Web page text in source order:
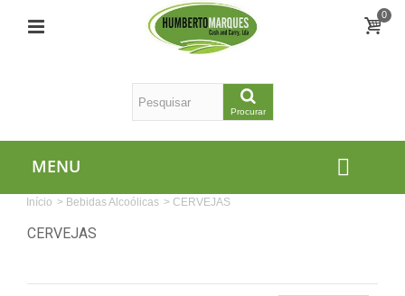
0
Procurar
MENU
Início > Bebidas Alcoólicas > CERVEJAS
CERVEJAS